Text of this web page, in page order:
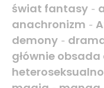
świat fantasy -
anachronizm -
demony -
głównie